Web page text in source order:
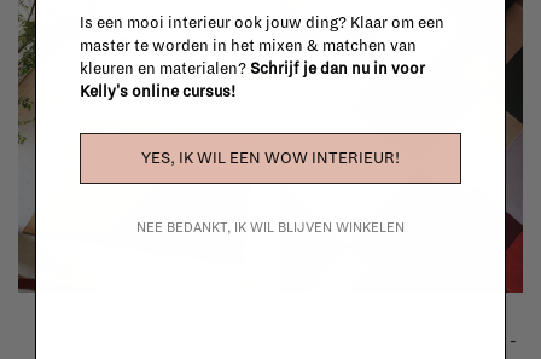
Ethan Cook flat works rug -
Is een mooi interieur ook jouw ding? Klaar om een
master te worden in het mixen & matchen van
kleuren en materialen? Schrijf je dan nu in voor
Kelly's online cursus!
YES, IK WIL EEN WOW INTERIEUR!
NEE BEDANKT, IK WIL BLIJVEN WINKELEN